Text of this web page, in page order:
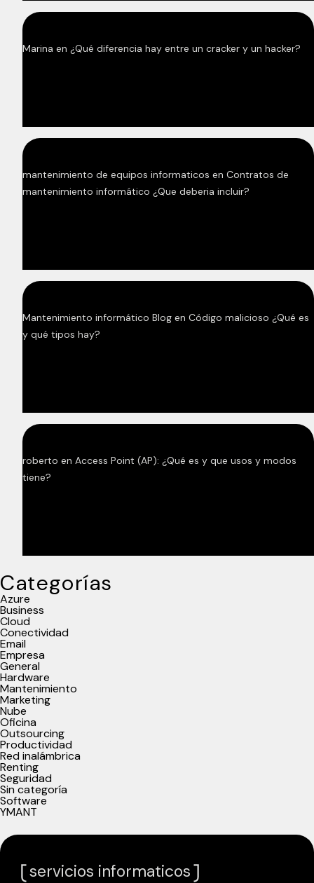
Marina en ¿Qué diferencia hay entre un cracker y un hacker?
mantenimiento de equipos informaticos en Contratos de
mantenimiento informático ¿Que deberia incluir?
Mantenimiento informático Blog en Código malicioso ¿Qué es
y qué tipos hay?
roberto en Access Point (AP): ¿Qué es y que usos y modos
tiene?
Categorías
Azure
Business
Cloud
Conectividad
Email
Empresa
General
Hardware
Mantenimiento
Marketing
Nube
Oficina
Outsourcing
Productividad
Red inalámbrica
Renting
Seguridad
Sin categoría
Software
YMANT
servicios informaticos